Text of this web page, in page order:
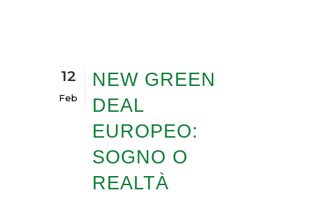
12
Feb
NEW GREEN
DEAL
EUROPEO:
SOGNO O
REALTÀ